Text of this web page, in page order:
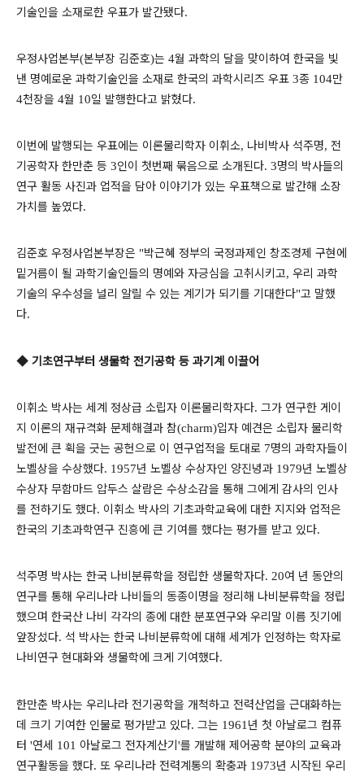
기술인을 소재로한 우표가 발간됐다.
우정사업본부(본부장 김준호)는 4월 과학의 달을 맞이하여 한국을 빛
낸 명예로운 과학기술인을 소재로 한국의 과학시리즈 우표 3종 104만
4천장을 4월 10일 발행한다고 밝혔다.
이번에 발행되는 우표에는 이론물리학자 이휘소, 나비박사 석주명, 전
기공학자 한만춘 등 3인이 첫번째 묶음으로 소개된다. 3명의 박사들의
연구 활동 사진과 업적을 담아 이야기가 있는 우표책으로 발간해 소장
가치를 높였다.
김준호 우정사업본부장은 "박근혜 정부의 국정과제인 창조경제 구현에
밑거름이 될 과학기술인들의 명예와 자긍심을 고취시키고, 우리 과학
기술의 우수성을 널리 알릴 수 있는 계기가 되기를 기대한다"고 말했
다.
◆ 기초연구부터 생물학 전기공학 등 과기계 이끌어
이휘소 박사는 세계 정상급 소립자 이론물리학자다. 그가 연구한 게이
지 이론의 재규격화 문제해결과 참(charm)입자 예견은 소립자 물리학
발전에 큰 획을 긋는 공헌으로 이 연구업적을 토대로 7명의 과학자들이
노벨상을 수상했다. 1957년 노벨상 수상자인 양진녕과 1979년 노벨상
수상자 무함마드 압두스 살람은 수상소감을 통해 그에게 감사의 인사
를 전하기도 했다. 이휘소 박사의 기초과학교육에 대한 지지와 업적은
한국의 기초과학연구 진흥에 큰 기여를 했다는 평가를 받고 있다.
석주명 박사는 한국 나비분류학을 정립한 생물학자다. 20여 년 동안의
연구를 통해 우리나라 나비들의 동종이명을 정리해 나비분류학을 정립
했으며 한국산 나비 각각의 종에 대한 분포연구와 우리말 이름 짓기에
앞장섰다. 석 박사는 한국 나비분류학에 대해 세계가 인정하는 학자로
나비연구 현대화와 생물학에 크게 기여했다.
한만춘 박사는 우리나라 전기공학을 개척하고 전력산업을 근대화하는
데 크기 기여한 인물로 평가받고 있다. 그는 1961 년 첫 아날로그 컴퓨
터 '연세 101 아날로그 전자계산기'를 개발해 제어공학 분야의 교육과
연구활동을 했다. 또 우리나라 전력계통의 확충과 1973년 시작된 우리